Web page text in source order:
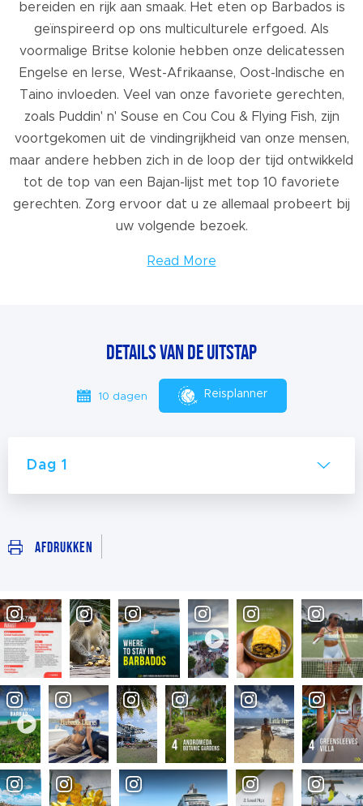
bereiden en rijk aan smaak. Het eten op Barbados is
geïnspireerd op ons multiculturele erfgoed. Als
voormalige Britse kolonie hebben onze delicatessen
Engelse en Ierse, West-Afrikaanse, Oost-Indische en
Taino invloeden. Veel van onze favoriete gerechten,
zoals Puddin' n' Souse en Cou Cou & Flying Fish, zijn
voortgekomen uit de vindingrijkheid van onze mensen,
maar andere hebben zich in de loop der tijd ontwikkeld
tot de top van een Bajan-lijst met top 10 favoriete
gerechten. Zorg ervoor dat u ze allemaal probeert bij
uw volgende bezoek.
Read More
details van de uitstap
10 dagen Reisplanner
Dag 1
Afdrukken